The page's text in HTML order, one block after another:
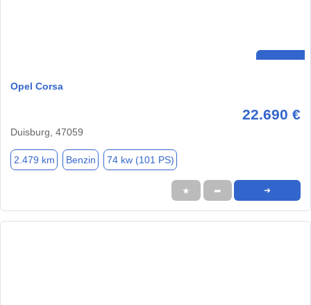
Opel Corsa
22.690 €
Duisburg, 47059
2.479 km Benzin 74 kw (101 PS)
★ ➦ ➜